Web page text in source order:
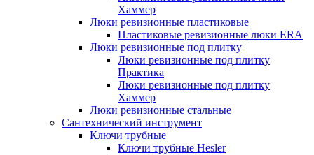
Хаммер
Люки ревизионные пластиковые
Пластиковые ревизионные люки ERA
Люки ревизионные под плитку
Люки ревизионные под плитку
Практика
Люки ревизионные под плитку
Хаммер
Люки ревизионные стальные
Сантехнический инструмент
Ключи трубные
Ключи трубные Hesler